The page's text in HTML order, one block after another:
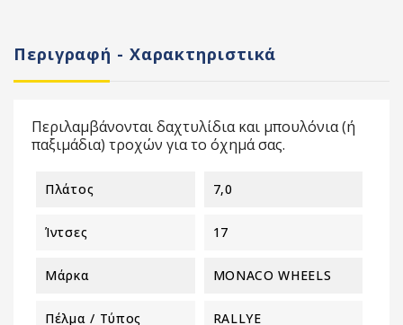
Περιγραφή - Χαρακτηριστικά
Περιλαμβάνονται δαχτυλίδια και μπουλόνια (ή
παξιμάδια) τροχών για το όχημά σας.
Πλάτος 7,0
Ίντσες 17
Μάρκα MONACO WHEELS
Πέλμα / Τύπος RALLYE